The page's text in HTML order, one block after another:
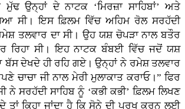
ਮੁੱਢ ਉਨ੍ਹਾਂ ਦੇ ਨਾਟਕ ‘ਮਿਰਜ਼ਾ ਸਾਹਿਬਾਂ’ ਅਤੇ
ਸੀ। ਇਸ ਫ਼ਿਲਮ ਵਿੱਚ ਅਹਿਮ ਰੋਲ ਸਰਹੱਦੀ
ਤਲਵਾਰ ਦਾ ਸੀ। ਉਹ ਯਸ਼ ਚੋਪੜਾ ਨਾਲ ਬਤੌਰ
ਰਿਹਾ ਸੀ। ਇਹ ਨਾਟਕ ਬੰਬਈ ਵਿੱਚ ਜਦੋਂ ਯਸ਼
ਬੱਸ ਦੇਖਦੇ ਹੀ ਰਹਿ ਗਏ। ਉਨ੍ਹਾਂ ਨੇ ਰਮੇਸ਼ ਤਲਵਾਰ
ਚਾਚਾ ਜੀ ਨਾਲ ਮੇਰੀ ਮੁਲਾਕਾਤ ਕਰਾਓ।” ਫਿਰ
ਸਰਹੱਦੀ ਸਾਹਿਬ ਨੂੰ ‘ਕਭੀ ਕਭੀ’ ਫ਼ਿਲਮ ਲਿਖਣ
ਤਾਂ ਕਿਹਾ ਜਾਂਦਾ ਹੈ ਕਿ ਸੋਨੇ ਦੀ ਪਰਖ ਕਰਨ ਲਈ